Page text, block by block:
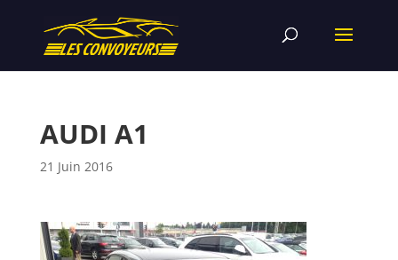
AUDI A1
21 Juin 2016